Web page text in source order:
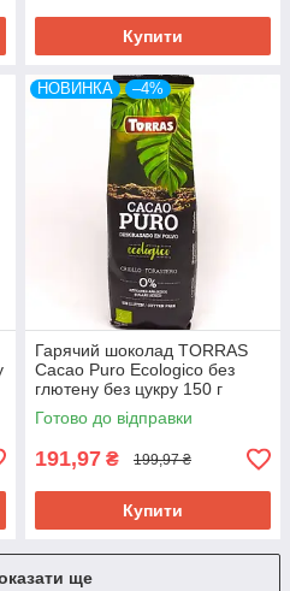
Купити
НОВИНКА –4%
Гарячий шоколад TORRAS
Cacao Puro Ecologico без
глютену без цукру 150 г
Іспанія (опт 3 шт)
Готово до відправки
191,97 ₴ 199,97 ₴
Купити
ще